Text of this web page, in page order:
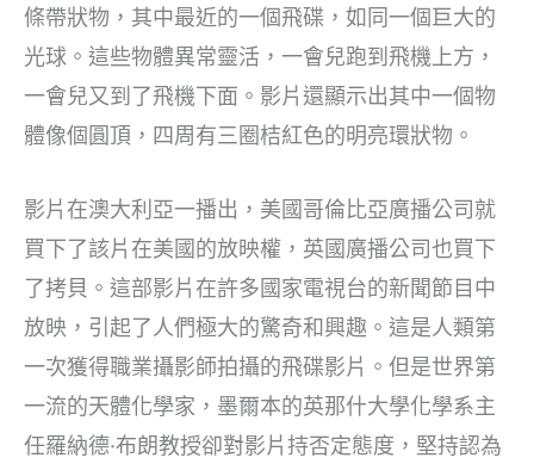
條帶狀物，其中最近的一個飛碟，如同一個巨大的
光球。這些物體異常靈活，一會兒跑到飛機上方，
一會兒又到了飛機下面。影片還顯示出其中一個物
體像個圓頂，四周有三圈桔紅色的明亮環狀物。
影片在澳大利亞一播出，美國哥倫比亞廣播公司就
買下了該片在美國的放映權，英國廣播公司也買下
了拷貝。這部影片在許多國家電視台的新聞節目中
放映，引起了人們極大的驚奇和興趣。這是人類第
一次獲得職業攝影師拍攝的飛碟影片。但是世界第
一流的天體化學家，墨爾本的英那什大學化學系主
任羅納德·布朗教授卻對影片持否定態度，堅持認為